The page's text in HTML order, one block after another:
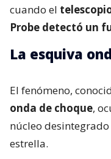
cuando el
Probe detectó un
La esquiva
El fenómeno,
onda de choque,
núcleo
estrella.